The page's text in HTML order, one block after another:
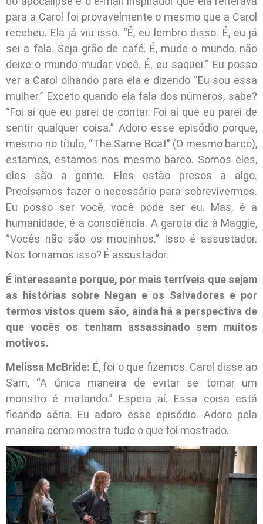
para a Carol foi provavelmente o mesmo que a Carol
recebeu. Ela já viu isso. “É, eu lembro disso. É, eu já
sei a fala. Seja grão de café. É, mude o mundo, não
deixe o mundo mudar você. É, eu saquei.” Eu posso
ver a Carol olhando para ela e dizendo “Eu sou essa
mulher.” Exceto quando ela fala dos números, sabe?
“Foi aí que eu parei de contar. Foi aí que eu parei de
sentir qualquer coisa.” Adoro esse episódio porque,
mesmo no título, “The Same Boat” (O mesmo barco),
estamos, estamos nos mesmo barco. Somos eles,
eles são a gente. Eles estão presos a algo.
Precisamos fazer o necessário para sobrevivermos.
Eu posso ser você, você pode ser eu. Mas, é a
humanidade, é a consciência. A garota diz à Maggie,
“Vocês não são os mocinhos.” Isso é assustador.
Nos tornamos isso? É assustador.
É interessante porque, por mais terríveis que sejam
as histórias sobre Negan e os Salvadores e por
termos vistos quem são, ainda há a perspectiva de
que vocês os tenham assassinado sem muitos
motivos.
Melissa McBride: É, foi o que fizemos. Carol disse ao
Sam, “A única maneira de evitar se tornar um
monstro é matando.” Espera aí. Essa coisa está
ficando séria. Eu adoro esse episódio. Adoro pela
maneira como mostra tudo o que foi mostrado.